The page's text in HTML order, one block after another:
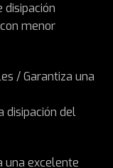
menor
/ Garantiza una
disipación del
una excelente